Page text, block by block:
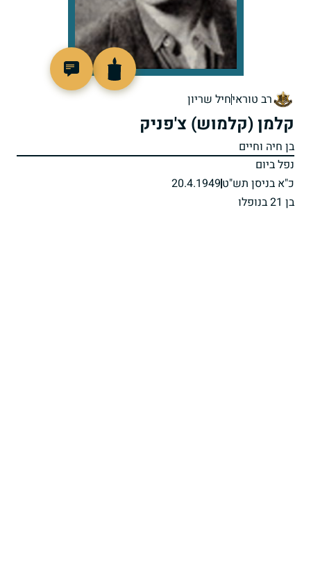
רב טוראיחיל שריון
קלמן (קלמוש) צ'פניק
בן חיה וחיים
נפל ביום
כ"א בניסן תש"ט20.4.1949
בן 21 בנופלו